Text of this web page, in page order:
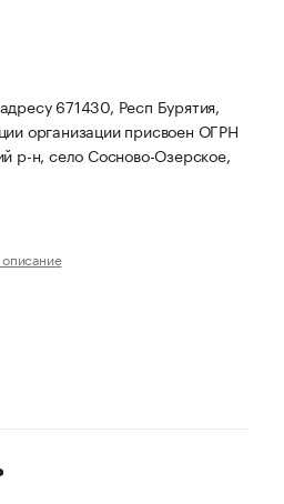
671430, Респ Бурятия,
организации присвоен ОГРН
р-н, село Сосново-Озерское,